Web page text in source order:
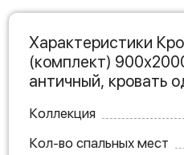
Характеристики
(комплект)
античный, кровать
Коллекция
Кол-во спальных мест